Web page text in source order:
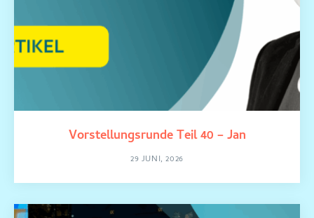
Vorstellungsrunde Teil 40 – Jan
29 JUNI, 2026